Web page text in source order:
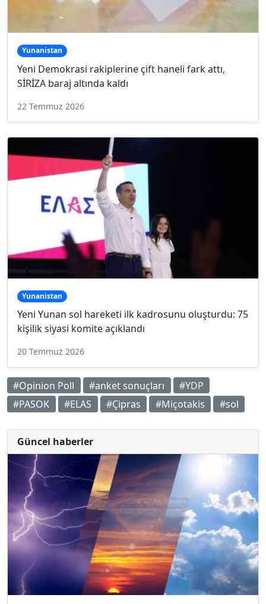
Yunanistan
Yeni Demokrasi rakiplerine çift haneli fark attı,
SİRİZA baraj altında kaldı
22 Temmuz 2026
Yunanistan
Yeni Yunan sol hareketi ilk kadrosunu oluşturdu: 75
kişilik siyasi komite açıklandı
20 Temmuz 2026
#Opinion Poll #anket sonuçları
#YDP
#PASOK
#ELAS #Çipras #Miçotakis #sol
Güncel haberler